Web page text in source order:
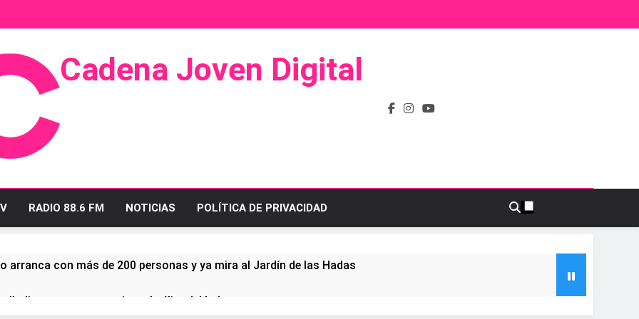
Cadena Joven Digital
Radio Y Televisión
RADIO 88.6 FM NOTICIAS POLÍTICA DE PRIVACIDAD
arranca con más de 200 personas y ya mira al Jardín de las Hadas
linense tras conquistar la élite del baloncesto